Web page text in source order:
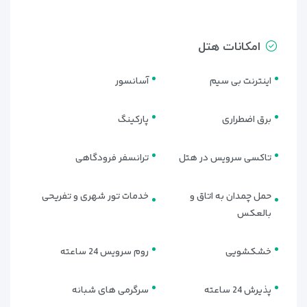
• فضای بسیار بزرگ و مجزا
• نمای پانورامیک از مرکز دبی
5. آپارتمان‌های یک‌خوابه و دوخوابه (Residences)
کامل خانه طراحی شده‌اند.
• آشپزخانه مجهز
• بالکن اختصاصی
• خدمات روزانه نظافت و امنیت ۲۴ ساعته
امکانات هتل
اینترنت بی سیم آسانسور
برق اضطراری پارکینگ
تاکسی سرویس در هتل ترانسفر فرودگاهی
حمل چمدان به اتاق و
بالعکس
خدمات تور شهری و تفریحی
خشکشویی روم سرویس 24 ساعته
پذیرش 24 ساعته سرگرمی های شبانه